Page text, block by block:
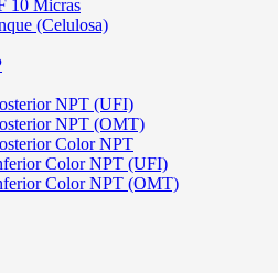
10 Micras
(Celulosa)
NPT (UFI)
NPT (OMT)
Color NPT
Color NPT (UFI)
Color NPT (OMT)